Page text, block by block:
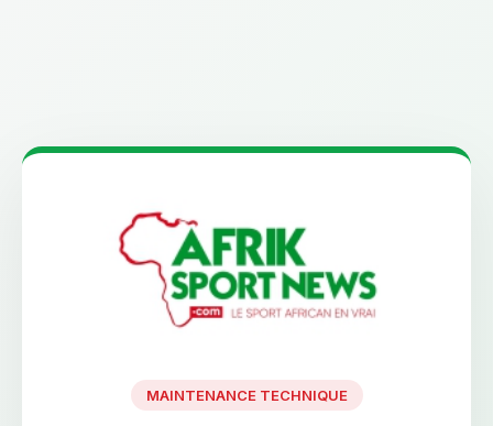
MAINTENANCE TECHNIQUE